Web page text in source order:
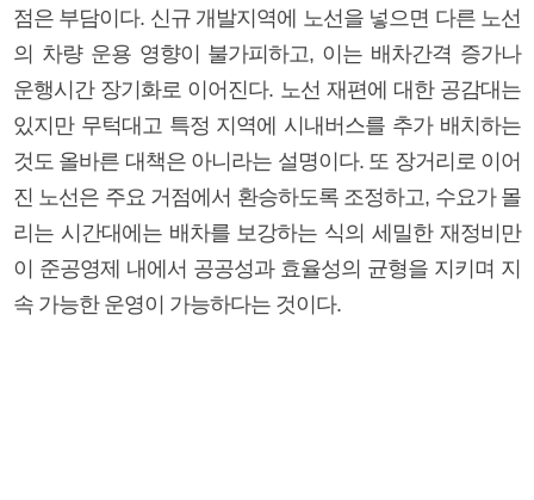
점은 부담이다. 신규 개발지역에 노선을 넣으면 다른 노선
의 차량 운용 영향이 불가피하고, 이는 배차간격 증가나
운행시간 장기화로 이어진다. 노선 재편에 대한 공감대는
있지만 무턱대고 특정 지역에 시내버스를 추가 배치하는
것도 올바른 대책은 아니라는 설명이다. 또 장거리로 이어
진 노선은 주요 거점에서 환승하도록 조정하고, 수요가 몰
리는 시간대에는 배차를 보강하는 식의 세밀한 재정비만
이 준공영제 내에서 공공성과 효율성의 균형을 지키며 지
속 가능한 운영이 가능하다는 것이다.